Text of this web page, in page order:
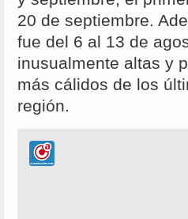
20 de septiembre.
fue del 6 al 13 de
inusualmente altas y
más cálidos de los
región.